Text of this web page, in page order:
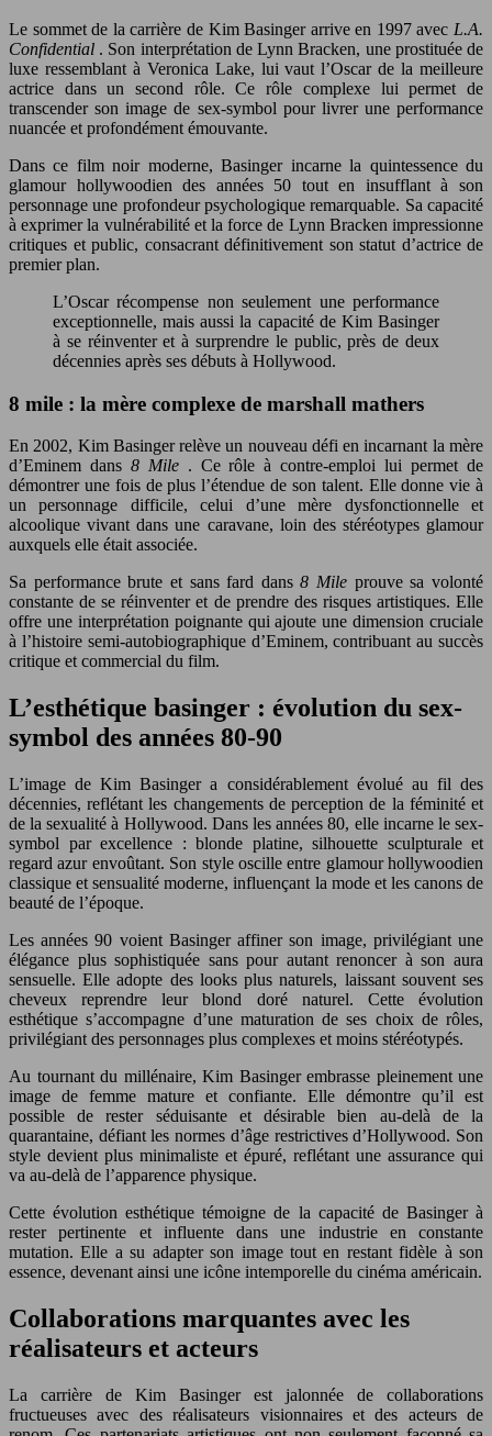
Le sommet de la carrière de Kim Basinger arrive en 1997 avec L.A.
Confidential . Son interprétation de Lynn Bracken, une prostituée de
luxe ressemblant à Veronica Lake, lui vaut l’Oscar de la meilleure
actrice dans un second rôle. Ce rôle complexe lui permet de
transcender son image de sex-symbol pour livrer une performance
nuancée et profondément émouvante.
Dans ce film noir moderne, Basinger incarne la quintessence du
glamour hollywoodien des années 50 tout en insufflant à son
personnage une profondeur psychologique remarquable. Sa capacité
à exprimer la vulnérabilité et la force de Lynn Bracken impressionne
critiques et public, consacrant définitivement son statut d’actrice de
premier plan.
L’Oscar récompense non seulement une performance
exceptionnelle, mais aussi la capacité de Kim Basinger
à se réinventer et à surprendre le public, près de deux
décennies après ses débuts à Hollywood.
8 mile : la mère complexe de marshall mathers
En 2002, Kim Basinger relève un nouveau défi en incarnant la mère
d’Eminem dans 8 Mile . Ce rôle à contre-emploi lui permet de
démontrer une fois de plus l’étendue de son talent. Elle donne vie à
un personnage difficile, celui d’une mère dysfonctionnelle et
alcoolique vivant dans une caravane, loin des stéréotypes glamour
auxquels elle était associée.
Sa performance brute et sans fard dans8 Mile prouve sa volonté
constante de se réinventer et de prendre des risques artistiques. Elle
offre une interprétation poignante qui ajoute une dimension cruciale
à l’histoire semi-autobiographique d’Eminem, contribuant au succès
critique et commercial du film.
L’esthétique basinger : évolution du sex-
symbol des années 80-90
L’image de Kim Basinger a considérablement évolué au fil des
décennies, reflétant les changements de perception de la féminité et
de la sexualité à Hollywood. Dans les années 80, elle incarne le sex-
symbol par excellence : blonde platine, silhouette sculpturale et
regard azur envoûtant. Son style oscille entre glamour hollywoodien
classique et sensualité moderne, influençant la mode et les canons de
beauté de l’époque.
Les années 90 voient Basinger affiner son image, privilégiant une
élégance plus sophistiquée sans pour autant renoncer à son aura
sensuelle. Elle adopte des looks plus naturels, laissant souvent ses
cheveux reprendre leur blond doré naturel. Cette évolution
esthétique s’accompagne d’une maturation de ses choix de rôles,
privilégiant des personnages plus complexes et moins stéréotypés.
Au tournant du millénaire, Kim Basinger embrasse pleinement une
image de femme mature et confiante. Elle démontre qu’il est
possible de rester séduisante et désirable bien au-delà de la
quarantaine, défiant les normes d’âge restrictives d’Hollywood. Son
style devient plus minimaliste et épuré, reflétant une assurance qui
va au-delà de l’apparence physique.
Cette évolution esthétique témoigne de la capacité de Basinger à
rester pertinente et influente dans une industrie en constante
mutation. Elle a su adapter son image tout en restant fidèle à son
essence, devenant ainsi une icône intemporelle du cinéma américain.
Collaborations marquantes avec les
réalisateurs et acteurs
La carrière de Kim Basinger est jalonnée de collaborations
fructueuses avec des réalisateurs visionnaires et des acteurs de